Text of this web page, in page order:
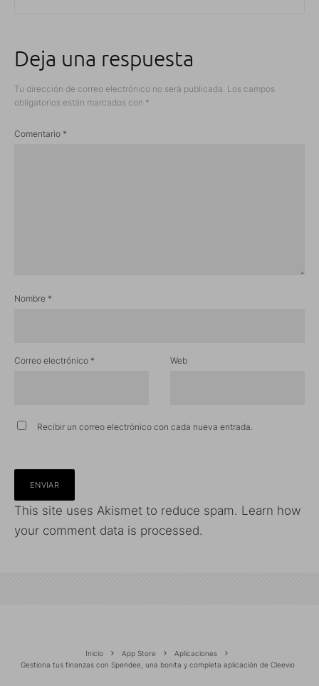
Deja una respuesta
Tu dirección de correo electrónico no será publicada. Los campos
obligatorios están marcados con *
Comentario *
Nombre *
Correo electrónico * Web
Recibir un correo electrónico con cada nueva entrada.
This site uses Akismet to reduce spam. Learn how
your comment data is processed.
Inicio App Store
Aplicaciones
Gestiona tus finanzas con Spendee, una bonita y completa aplicación de Cleevio